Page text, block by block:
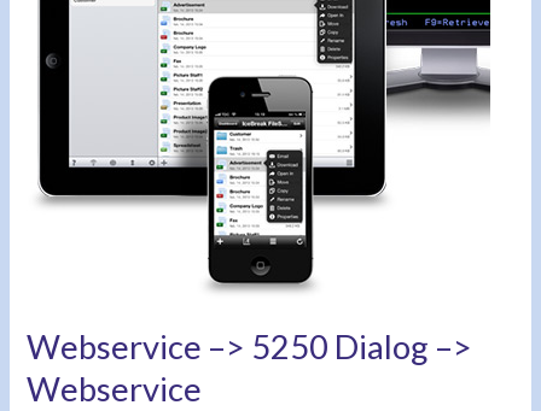
Webservice –> 5250 Dialog –>
Webservice